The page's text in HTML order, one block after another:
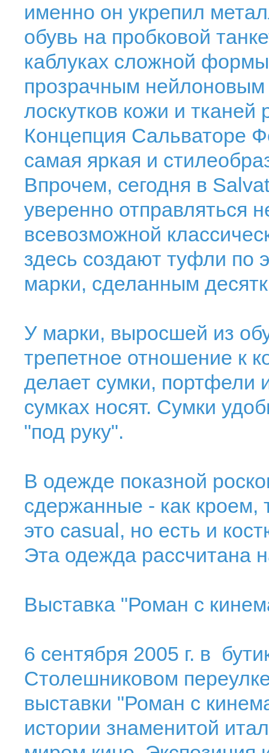
именно он укрепил
обувь на пробковой
каблуках сложной
прозрачным
лоскутков кожи и тканей
Концепция Сальваторе
самая яркая и
Впрочем, сегодня в
уверенно отправляться
всевозможной
здесь создают туфли по
марки, сделанным
У марки, выросшей из
трепетное отношение к
делает сумки, портфели
сумках носят. Сумки
"под руку".
В одежде показной
сдержанные - как кроем,
это casual, но есть и
Эта одежда рассчитана
Выставка "Роман с
6 сентября 2005 г. в
Столешниковом
выставки "Роман с
истории знаменитой